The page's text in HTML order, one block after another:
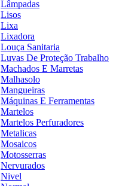
Lâmpadas
Lisos
Lixa
Lixadora
Louça Sanitaria
Luvas De Proteção Trabalho
Machados E Marretas
Malhasolo
Mangueiras
Máquinas E Ferramentas
Martelos
Martelos Perfuradores
Metalicas
Mosaicos
Motosserras
Nervurados
Nivel